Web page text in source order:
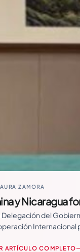
ZAMORA
y Nicaragua
Delegación del
Internacional
ARTÍCULO COMPLETO